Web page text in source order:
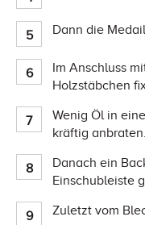
Dann die
Im Anschluss
Holzstäbchen
Wenig Öl in
kräftig anbraten.
Danach ein
Einschubleiste
Zuletzt vom